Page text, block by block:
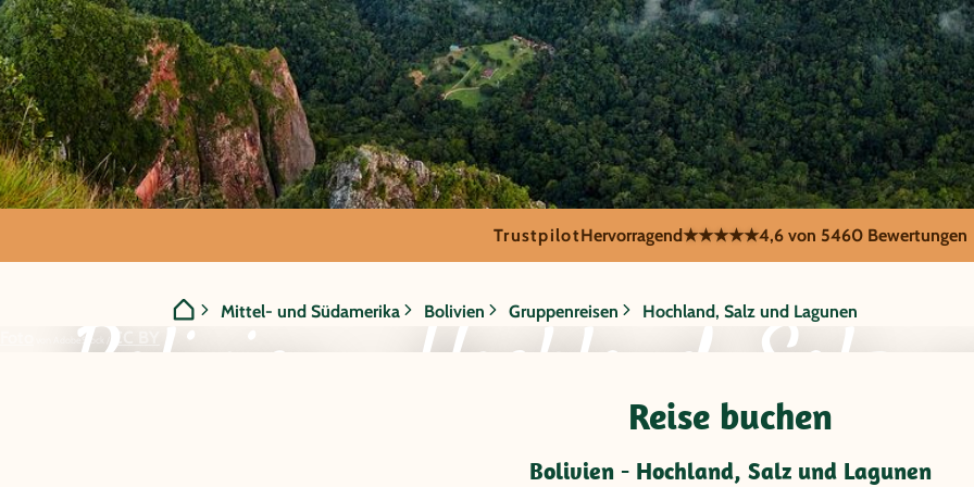
GRUPPENREISE:
Bolivien - Hochland, Salz
TrustpilotHervorragend★★★★★4,6 von 5460 Bewertungen
Mittel- und Südamerika Bolivien Gruppenreisen
Hochland, Salz und Lagunen
von AdobeStock /
Reise buchen
Bolivien - Hochland, Salz und Lagunen